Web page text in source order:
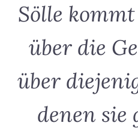
Sölle
über die
über
denen sie